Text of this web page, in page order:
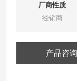
厂商性质
经销商
产品咨询